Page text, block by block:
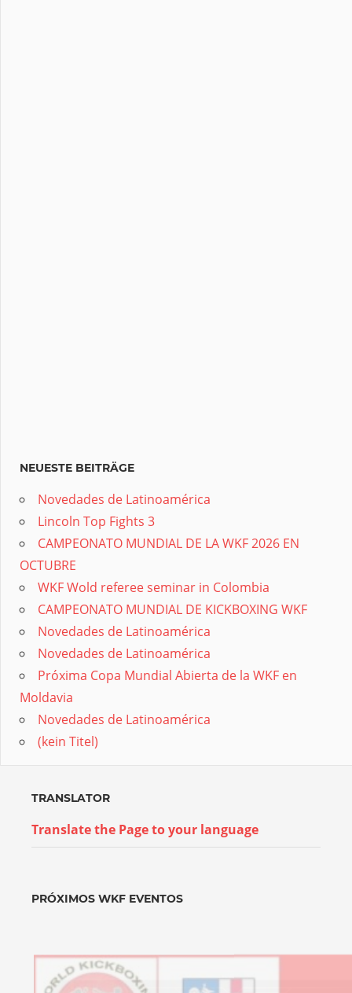
NEUESTE BEITRÄGE
Novedades de Latinoamérica
Lincoln Top Fights 3
CAMPEONATO MUNDIAL DE LA WKF 2026 EN
OCTUBRE
WKF Wold referee seminar in Colombia
CAMPEONATO MUNDIAL DE KICKBOXING WKF
Novedades de Latinoamérica
Novedades de Latinoamérica
Próxima Copa Mundial Abierta de la WKF en
Moldavia
Novedades de Latinoamérica
(kein Titel)
TRANSLATOR
Translate the Page to your language
PRÓXIMOS WKF EVENTOS